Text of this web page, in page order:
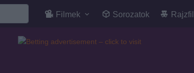
Filmek Sorozatok